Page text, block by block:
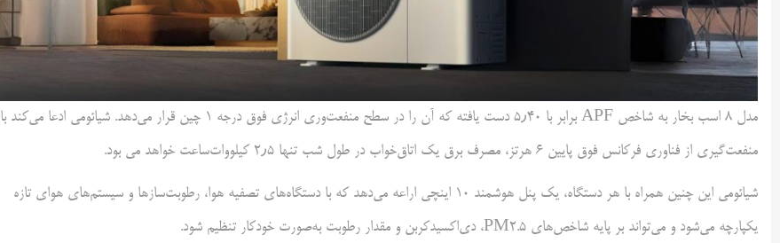
مدل ۸ اسب بخار به شاخص APF برابر با ۵٫۴۰ دست یافته که آن را در سطح منفعت‌وری انرژی فوق درجه ۱ چین قرار می‌دهد. شیائومی ادعا می‌کند با
منفعت‌گیری از فناوری فرکانس فوق پایین ۶ هرتز، مصرف برق یک اتاق‌خواب در طول شب تنها ۲٫۵ کیلووات‌ساعت خواهد می بود.
شیائومی این چنین همراه با هر دستگاه، یک پنل هوشمند ۱۰ اینچی اراعه می‌دهد که با دستگاه‌های تصفیه هوا، رطوبت‌سازها و سیستم‌های هوای تازه
یکپارچه می‌شود و می‌تواند بر پایه شاخص‌های PM2.5، دی‌اکسیدکربن و مقدار رطوبت به‌صورت خودکار تنظیم شود.